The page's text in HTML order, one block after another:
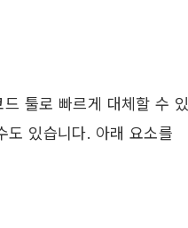
툴로 빠르게 대체할 수 있
도 있습니다. 아래 요소를